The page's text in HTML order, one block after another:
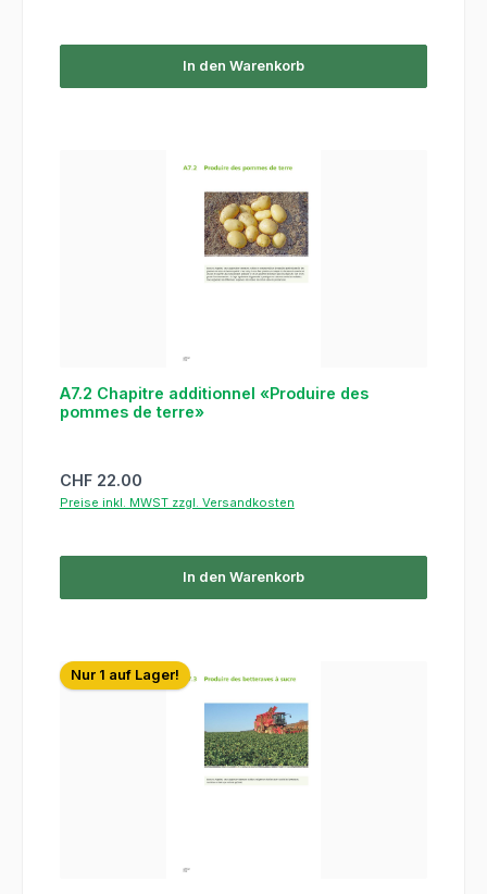
In den Warenkorb
A7.2 Chapitre additionnel «Produire des
pommes de terre»
Regulärer Preis:
CHF 22.00
Preise inkl. MWST zzgl. Versandkosten
In den Warenkorb
Nur 1 auf Lager!